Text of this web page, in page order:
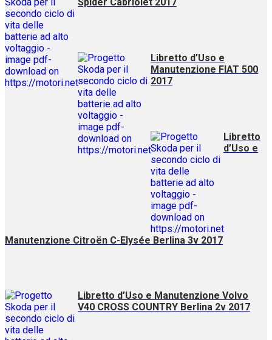
Spider Cabriolet 2017
Libretto d’Uso e
Manutenzione FIAT 500
2017
Libretto
d’Uso e
Manutenzione Citroën C-Elysée Berlina 3v 2017
Libretto d’Uso e Manutenzione Volvo
V40 CROSS COUNTRY Berlina 2v 2017